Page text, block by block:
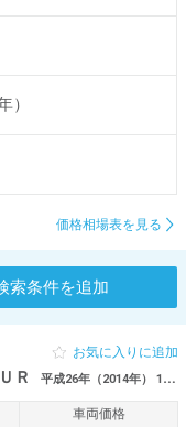
）
価格相場表を見る
索条件を追加
Ｒ 平成26年（2014年） 12.2万km 新潟県糸魚川市
お気に入りに追加
車両価格